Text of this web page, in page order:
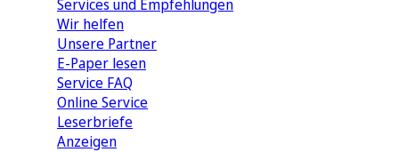
Services und Empfehlungen
Wir helfen
Unsere Partner
E-Paper lesen
Service FAQ
Online Service
Leserbriefe
Anzeigen